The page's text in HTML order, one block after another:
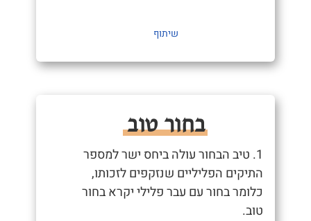
שיתוף
בחור טוב
1. טיב הבחור עולה ביחס ישר למספר
התיקים הפליליים שנזקפים לזכותו,
כלומר בחור עם עבר פלילי יקרא בחור
טוב.